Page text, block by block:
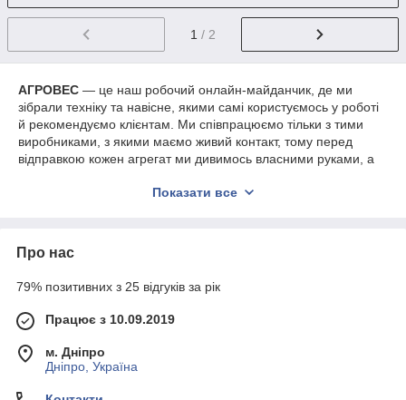
1 / 2
АГРОВЕС — це наш робочий онлайн-майданчик, де ми
зібрали техніку та навісне, якими самі користуємось у роботі
й рекомендуємо клієнтам. Ми співпрацюємо тільки з тими
виробниками, з якими маємо живий контакт, тому перед
відправкою кожен агрегат ми дивимось власними руками, а
Відправляємо по всій Україні (окрім тимчасово окупованих
лише потім розраховуєтесь. Оплата за доставку — окремо,
Важливо!Інформація на цьому сайті не є публічною
офертою, а наведена виключно для ознайомлення з
товарними позиціями. Асортимент, ціна, комплектація
та технічні параметри можуть бути змінені
виробником. Остаточну інформацію підтверджуйте під
Показати все
Про нас
79% позитивних з 25 відгуків за рік
Працює з 10.09.2019
м. Дніпро
Дніпро, Україна